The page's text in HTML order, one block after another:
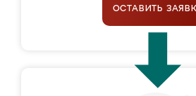
ОСТАВИТЬ